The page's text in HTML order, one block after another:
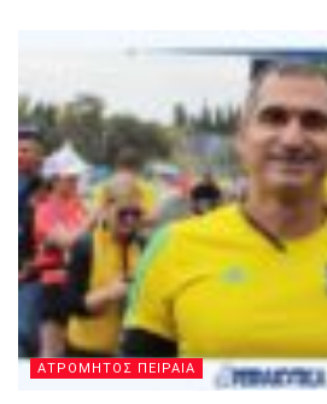
ΑΤΡΟΜΗΤΟΣ ΠΕΙΡΑΙΑ